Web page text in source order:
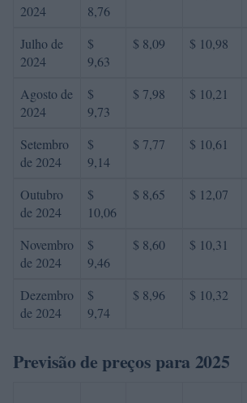
2024
8,76
Julho de
2024
$
9,63
$ 8,09 $ 10,98
Agosto de
2024
$
9,73
$ 7,98 $ 10,21
Setembro
de 2024
$
9,14
$ 7,77 $ 10,61
Outubro
de 2024
$
10,06
$ 8,65 $ 12,07
Novembro
de 2024
$
9,46
$ 8,60 $ 10,31
Dezembro
de 2024
$
9,74
$ 8,96 $ 10,32
Previsão de preços para 2025